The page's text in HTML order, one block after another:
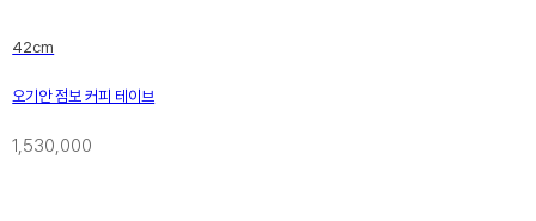
42cm
오기안 점보 커피 테이브
1,530,000